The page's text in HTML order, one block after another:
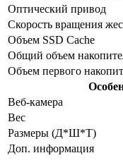
Оптический привод
Скорость вращения
Объем SSD Cache
Общий объем
Объем первого
Веб-камера
Вес
Размеры (Д*Ш*Т)
Доп. информация